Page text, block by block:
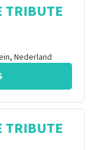
TRIBUTE
, Nederland
TRIBUTE